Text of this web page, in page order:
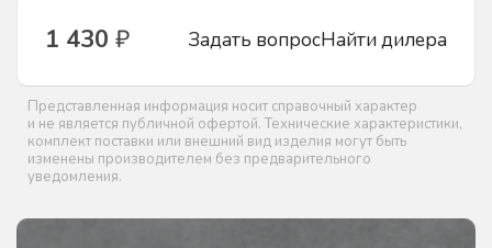
1 430 ₽ Задать вопросНайти дилера
Представленная информация носит справочный характер
и не является публичной офертой. Технические характеристики,
комплект поставки или внешний вид изделия могут быть
изменены производителем без предварительного
уведомления.